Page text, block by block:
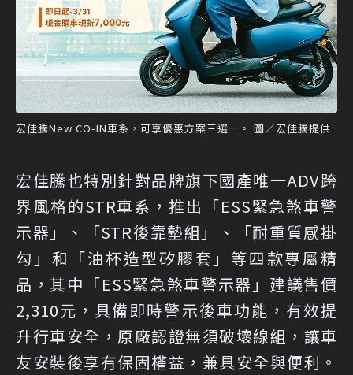
宏佳騰New CO-IN車系，可享優惠方案三選一。 圖／宏佳騰提供
宏佳騰也特別針對品牌旗下國產唯一ADV跨
界風格的STR車系，推出「ESS緊急煞車警
示器」、「STR後靠墊組」、「耐重質感掛
勾」和「油杯造型矽膠套」等四款專屬精
品，其中「ESS緊急煞車警示器」建議售價
2,310元，具備即時警示後車功能，有效提
升行車安全，原廠認證無須破壞線組，讓車
友安裝後享有保固權益，兼具安全與便利。